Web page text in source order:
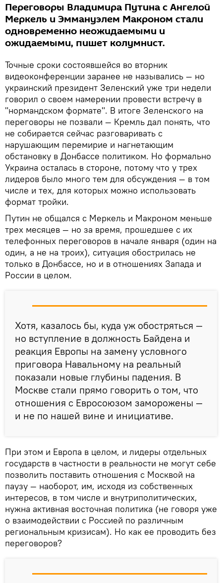
Переговоры Владимира Путина с Ангелой
Меркель и Эммануэлем Макроном стали
одновременно неожидаемыми и
ожидаемыми, пишет колумнист.
Точные сроки состоявшейся во вторник
видеоконференции заранее не назывались — но
украинский президент Зеленский уже три недели
говорил о своем намерении провести встречу в
"нормандском формате". В итоге Зеленского на
переговоры не позвали — Кремль дал понять, что
не собирается сейчас разговаривать с
нарушающим перемирие и нагнетающим
обстановку в Донбассе политиком. Но формально
Украина осталась в стороне, потому что у трех
лидеров было много тем для обсуждения — в том
числе и тех, для которых можно использовать
формат тройки.
Путин не общался с Меркель и Макроном меньше
трех месяцев — но за время, прошедшее с их
телефонных переговоров в начале января (один на
один, а не на троих), ситуация обострилась не
только в Донбассе, но и в отношениях Запада и
России в целом.
Хотя, казалось бы, куда уж обостряться —
но вступление в должность Байдена и
реакция Европы на замену условного
приговора Навальному на реальный
показали новые глубины падения. В
Москве стали прямо говорить о том, что
отношения с Евросоюзом заморожены —
и не по нашей вине и инициативе.
При этом и Европа в целом, и лидеры отдельных
государств в частности в реальности не могут себе
позволить поставить отношения с Москвой на
паузу — наоборот, им, исходя из собственных
интересов, в том числе и внутриполитических,
нужна активная восточная политика (не говоря уже
о взаимодействии с Россией по различным
региональным кризисам). Но как ее проводить без
переговоров?